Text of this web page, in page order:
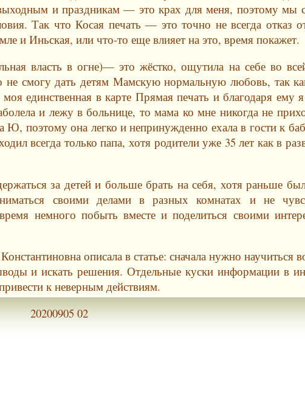
выходным и праздникам — это крах для меня, поэтому мы
Так что Косая печать — это точно не всегда отказ
и Иньская, или что-то еще влияет на это, время покажет.
власть в огне)— это жёстко, ощутила на себе во
не смогу дать детям Мамскую нормальную любовь, так
единственная в карте Прямая печать и благодаря ему
и лежу в больнице, то мама ко мне никогда не
Ю, поэтому она легко и непринужденно ехала в гости к
всегда только папа, хотя родители уже 35 лет как в
за детей и больше брать на себя, хотя раньше
своими делами в разных комнатах и не
немного побыть вместе и поделиться своими
описала в статье: сначала нужно научиться
и искать решения. Отдельные куски информации в
к неверным действиям.